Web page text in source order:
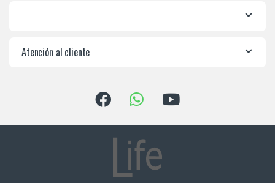
Atención al cliente